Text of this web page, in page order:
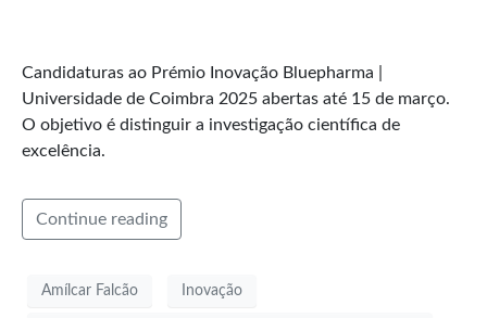
Candidaturas ao Prémio Inovação Bluepharma |
Universidade de Coimbra 2025 abertas até 15 de março.
O objetivo é distinguir a investigação científica de
excelência.
Continue reading
Amílcar Falcão Inovação